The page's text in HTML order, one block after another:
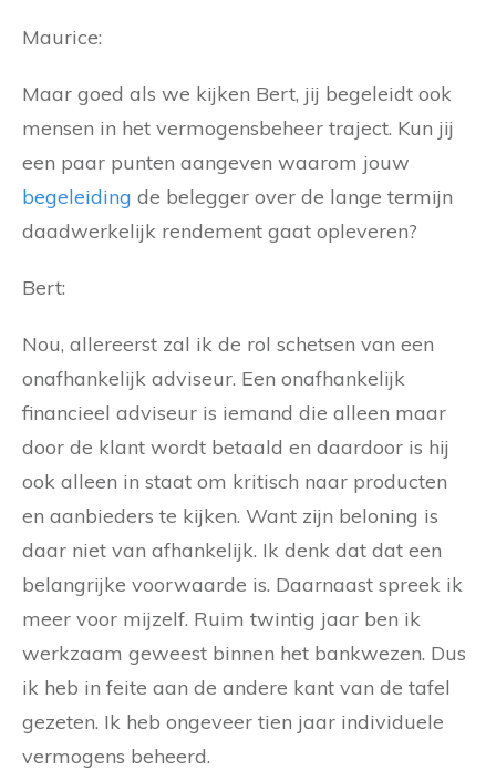
Maurice:
Maar goed als we kijken Bert, jij begeleidt ook
mensen in het vermogensbeheer traject. Kun jij
een paar punten aangeven waarom jouw
begeleiding de belegger over de lange termijn
daadwerkelijk rendement gaat opleveren?
Bert:
Nou, allereerst zal ik de rol schetsen van een
onafhankelijk adviseur. Een onafhankelijk
financieel adviseur is iemand die alleen maar
door de klant wordt betaald en daardoor is hij
ook alleen in staat om kritisch naar producten
en aanbieders te kijken. Want zijn beloning is
daar niet van afhankelijk. Ik denk dat dat een
belangrijke voorwaarde is. Daarnaast spreek ik
meer voor mijzelf. Ruim twintig jaar ben ik
werkzaam geweest binnen het bankwezen. Dus
ik heb in feite aan de andere kant van de tafel
gezeten. Ik heb ongeveer tien jaar individuele
vermogens beheerd.